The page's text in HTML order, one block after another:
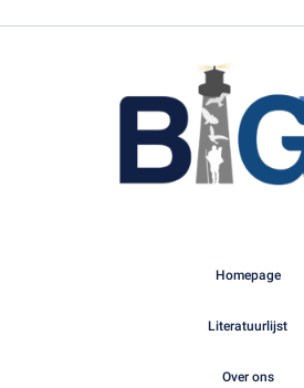
Homepage
Literatuurlijst
Over ons